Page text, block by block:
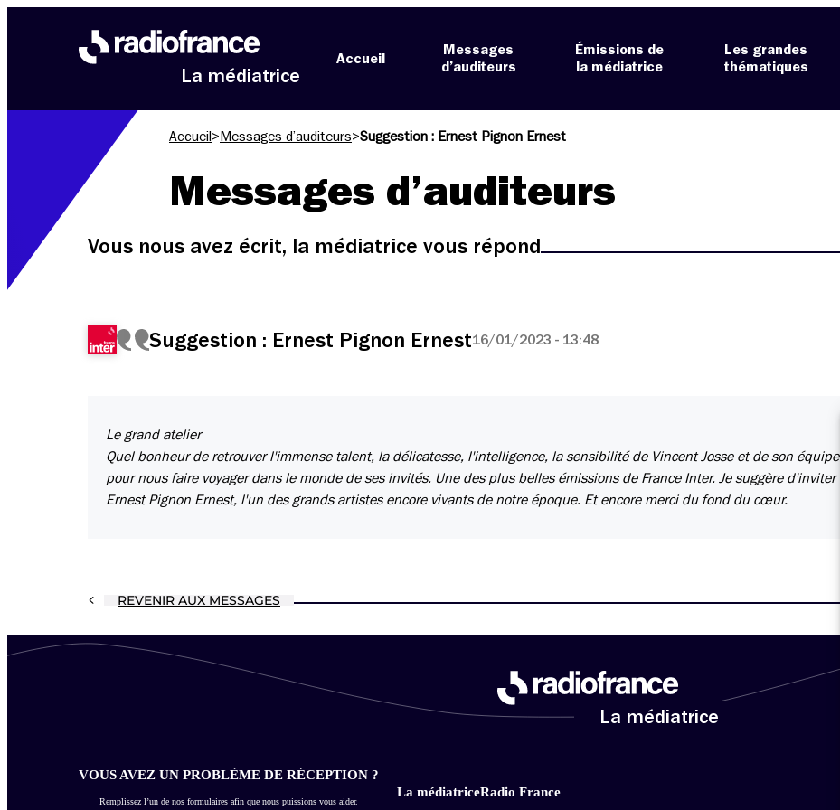
La médiatrice
Accueil
Messages
d’auditeurs
Émissions de
la médiatrice
Les grandes
thématiques
Accueil > Messages d’auditeurs>Suggestion : Ernest Pignon Ernest
Messages d’auditeurs
Vous nous avez écrit, la médiatrice vous répond
Suggestion : Ernest Pignon Ernest16/01/2023 - 13:48
Le grand atelier
Quel bonheur de retrouver l'immense talent, la délicatesse, l'intelligence, la sensibilité de Vincent Josse et de son équipe
pour nous faire voyager dans le monde de ses invités. Une des plus belles émissions de France Inter. Je suggère d'inviter
Ernest Pignon Ernest, l'un des grands artistes encore vivants de notre époque. Et encore merci du fond du cœur.
REVENIR AUX MESSAGES
La médiatrice
VOUS AVEZ UN PROBLÈME DE RÉCEPTION ?
Remplissez l’un de nos formulaires afin que nous puissions vous aider.
La médiatriceRadio France